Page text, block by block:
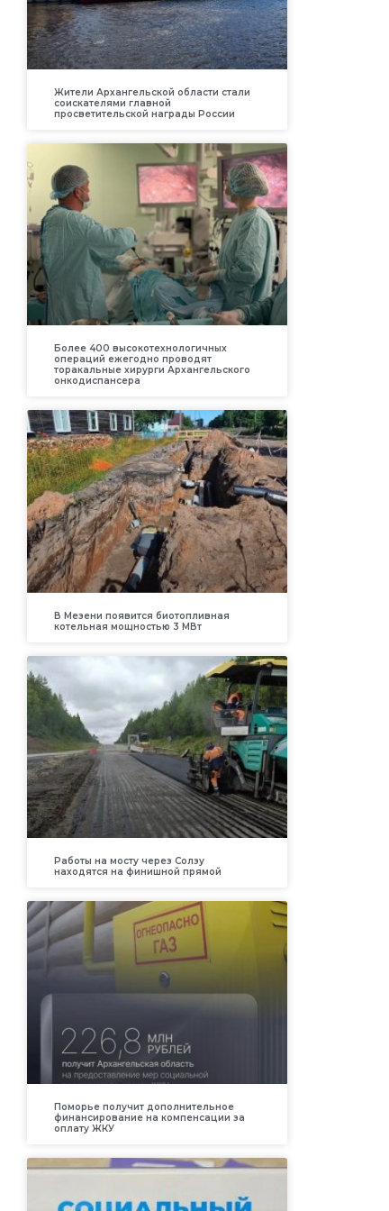
Жители Архангельской области стали
соискателями главной
просветительской награды России
Более 400 высокотехнологичных
операций ежегодно проводят
торакальные хирурги Архангельского
онкодиспансера
В Мезени появится биотопливная
котельная мощностью 3 МВт
Работы на мосту через Солзу
находятся на финишной прямой
Поморье получит дополнительное
финансирование на компенсации за
оплату ЖКУ